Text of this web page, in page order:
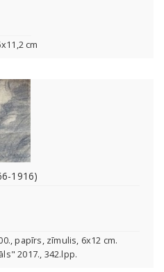
cm
1916)
papīrs, zīmulis, 6x12 cm.
2017., 342.lpp.